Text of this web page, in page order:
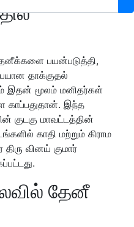
பயன்படுத்தி,
தாக்குதல்
இதன் மூலம் மனிதர்கள்
காப்பதுதான். இந்த
குடகு மாவட்டத்தின்
காதி மற்றும் கிராம
வினய் குமார்
தேனீ